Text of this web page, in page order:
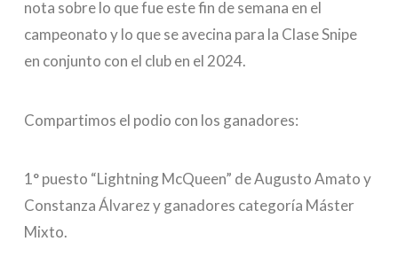
nota sobre lo que fue este fin de semana en el
campeonato y lo que se avecina para la Clase Snipe
en conjunto con el club en el 2024.
Compartimos el podio con los ganadores:
1° puesto “Lightning McQueen” de Augusto Amato y
Constanza Álvarez y ganadores categoría Máster
Mixto.